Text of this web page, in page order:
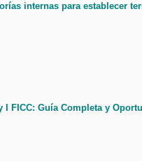
internas para establecer
I FICC: Guía Completa y